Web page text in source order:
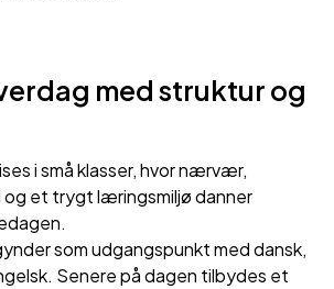
med struktur og
i små klasser, hvor nærvær,
et trygt læringsmiljø danner
som udgangspunkt med dansk,
Senere på dagen tilbydes et